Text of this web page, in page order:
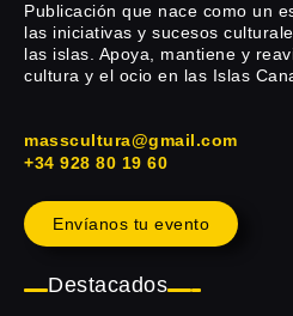
Publicación que nace como un
las iniciativas y sucesos
las islas. Apoya, mantiene y
cultura y el ocio en las Islas
masscultura@gmail.com
+34 928 80 19 60
Envíanos tu evento
Destacados